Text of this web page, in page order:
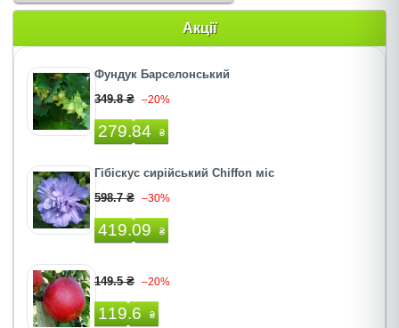
Акції
Фундук Барселонський
349.8 ₴ –20%
279.84 ₴
Гібіскус сирійський Chiffon міс
598.7 ₴ –30%
419.09 ₴
149.5 ₴ –20%
119.6 ₴